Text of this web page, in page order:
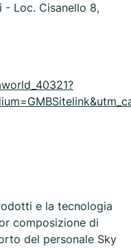
- Loc. Cisanello 8,
e la tecnologia
composizione di
del personale Sky